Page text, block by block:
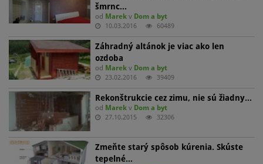
šmrnc…
od Marek v Dom a byt
10.03.2016 60489
Záhradný altánok je viac ako len
ozdoba
od Marek v Dom a byt
23.02.2016 39409
Rekonštrukcie cez zimu, nie sú žiadny…
od Marek v Dom a byt
27.10.2015 32306
Zmeňte starý spôsob kúrenia. Skúste
tepelné…